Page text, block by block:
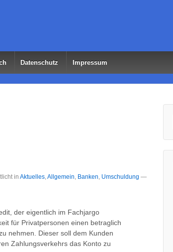
Datenschutz Impressum
in Aktuelles,Allgemein, Banken, Umschuldung —
der eigentlich im Fachjargo
für Privatpersonen einen betraglich
nehmen. Dieser soll dem Kunden
Zahlungsverkehrs das Konto zu